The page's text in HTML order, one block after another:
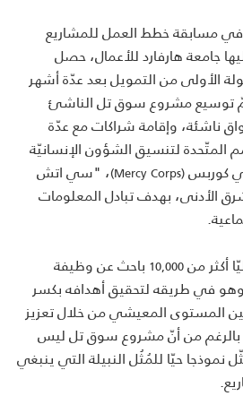
في مسابقة خطط العمل للمشاريع
جامعة هارفارد للأعمال، حصل
الأولى من التمويل بعد عدّة أشهر
توسيع مشروع سوق تل الناشئ
أسواق ناشئة، وإقامة شراكات مع عدّة
لتنسيق الشؤون الإنسانيّة
كوربس(Mercy Corps)
، "سي اتش
الأدنى، بهدف تبادل المعلومات
أكثر من10,000 باحث عن وظيفة
في طريقه لتحقيق أهدافه بكسر
المستوى المعيشي من خلال تعزيز
من أنّ مشروع سوق تل ليس
نموذجا حيّا للمُثُل النبيلة التي ينبغي